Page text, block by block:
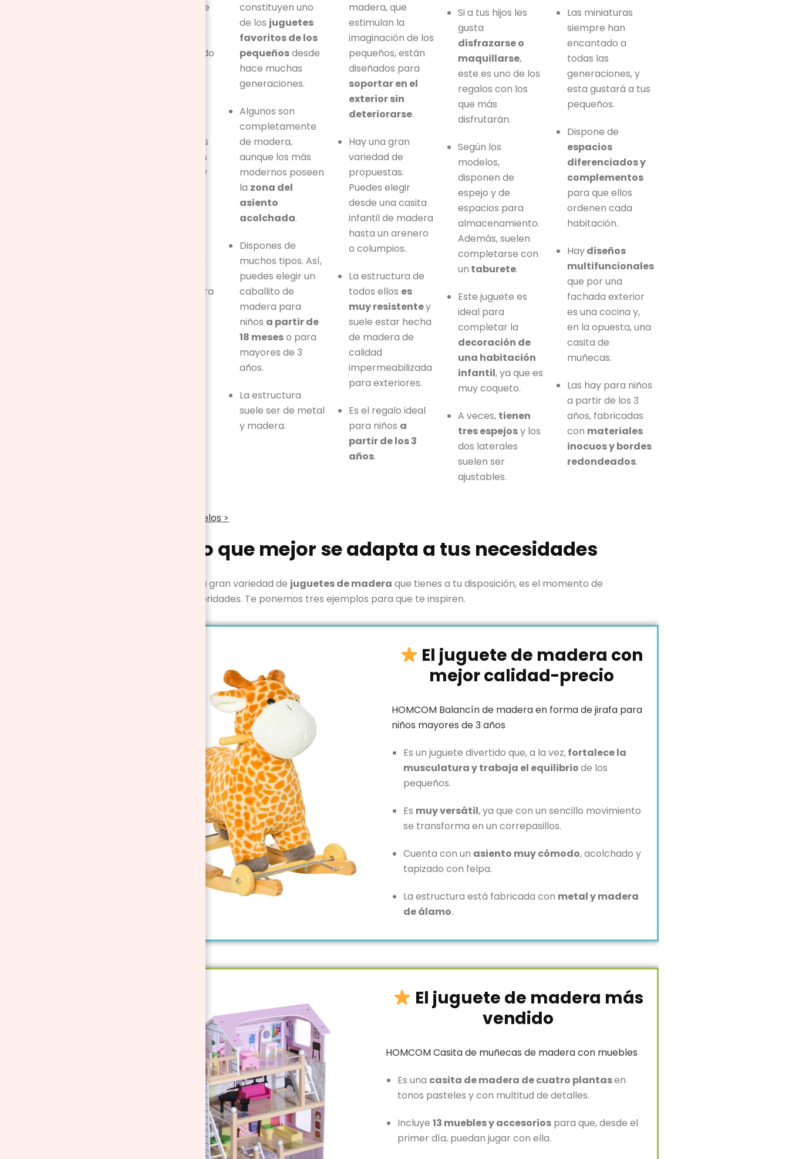
de
van familiarizando
Muchos modelos
diseños
y
recomendar para
constituyen uno
de los juguetes
favoritos de los
pequeñosdesde
hace muchas
generaciones.
Algunos son
completamente
de madera,
aunque los más
modernos poseen
la zona del
asiento
acolchada.
Dispones de
muchos tipos. Así,
puedes elegir un
caballito de
madera para
niños a partir de
18 meseso para
mayores de 3
años.
La estructura
suele ser de metal
y madera.
madera, que
estimulan la
imaginación de los
pequeños, están
diseñados para
soportar en el
exterior sin
deteriorarse.
Hay una gran
variedad de
propuestas.
Puedes elegir
desde una casita
infantil de madera
hasta un arenero
o columpios.
La estructura de
todos ellos es
muy resistentey
suele estar hecha
de madera de
calidad
impermeabilizada
para exteriores.
Es el regalo ideal
para niños a
partir de los 3
años.
Si a tus hijos les
gusta
disfrazarse o
maquillarse,
este es uno de los
regalos con los
que más
disfrutarán.
Según los
modelos,
disponen de
espejo y de
espacios para
almacenamiento.
Además, suelen
completarse con
un taburete.
Este juguete es
ideal para
completar la
decoración de
una habitación
infantil, ya que es
muy coqueto.
A veces, tienen
tres espejosy los
dos laterales
suelen ser
ajustables.
Las miniaturas
siempre han
encantado a
todas las
generaciones, y
esta gustará a tus
pequeños.
Dispone de
espacios
diferenciados y
complementos
para que ellos
ordenen cada
habitación.
Haydiseños
multifuncionales
que por una
fachada exterior
es una cocina y,
en la opuesta, una
casita de
muñecas.
Las hay para niños
a partir de los 3
años, fabricadas
con materiales
inocuos y bordes
redondeados.
Ver todos los modelos >
El modelo que mejor se adapta a tus necesidades
Ahora que sabes la gran variedad de juguetes de madera que tienes a tu disposición, es el momento de
establecer tus prioridades. Te ponemos tres ejemplos para que te inspiren.
El juguete de madera con
mejor calidad-precio
HOMCOM Balancín de madera en forma de jirafa para
niños mayores de 3 años
Es un juguete divertido que, a la vez,fortalece la
musculatura y trabaja el equilibriode los
pequeños.
Es muy versátil, ya que con un sencillo movimiento
se transforma en un correpasillos.
Cuenta con un asiento muy cómodo, acolchado y
tapizado con felpa.
La estructura está fabricada con metal y madera
de álamo.
El juguete de madera más
vendido
HOMCOM Casita de muñecas de madera con muebles
Es una casita de madera de cuatro plantasen
tonos pasteles y con multitud de detalles.
Incluye 13 muebles y accesorios para que, desde el
primer día, puedan jugar con ella.